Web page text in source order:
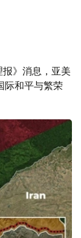
》消息，亚美
际和平与繁荣